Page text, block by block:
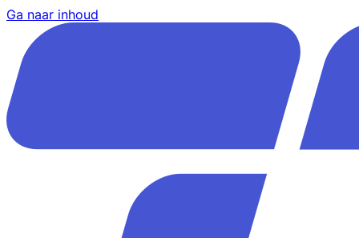
Ga naar inhoud